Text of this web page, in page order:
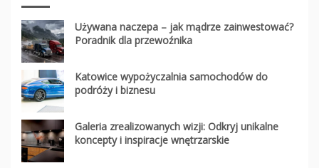
Używana naczepa – jak mądrze zainwestować?
Poradnik dla przewoźnika
Katowice wypożyczalnia samochodów do
podróży i biznesu
Galeria zrealizowanych wizji: Odkryj unikalne
koncepty i inspiracje wnętrzarskie